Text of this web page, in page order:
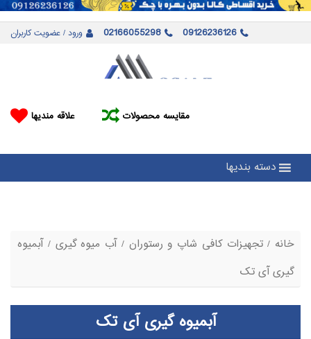
ورود / عضویت کاربران 02166055298 09126236126
علاقه مندیها مقایسه محصولات
دسته بندیها
خانه /تجهیزات کافی شاپ و رستوران /آب میوه گیری / آبمیوه
گیری آی تک
آبمیوه گیری آی تک